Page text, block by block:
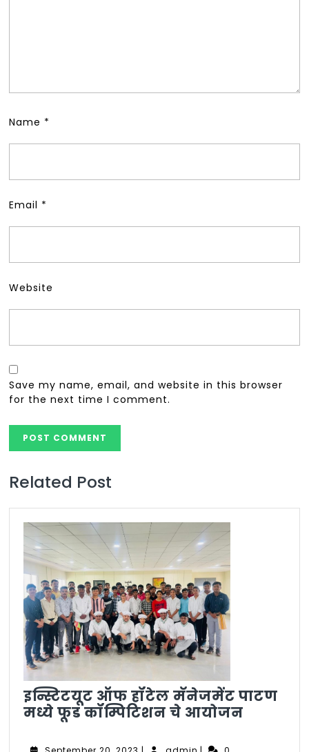
Name *
Email *
Website
Save my name, email, and website in this browser
for the next time I comment.
Related Post
इन्स्टिटयूट ऑफ हॉटेल मॅनेजमेंट पाटण
मध्ये फूड कॉम्पिटिशन चे आयोजन